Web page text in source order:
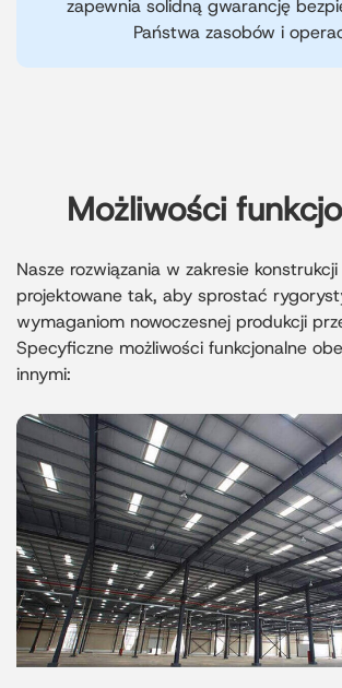
zapewnia solidną gwarancję
Państwa zasobów i
Możliwości
Nasze rozwiązania w zakresie
projektowane tak, aby sprostać
wymaganiom nowoczesnej produkcji
Specyficzne możliwości funkcjonalne
innymi: